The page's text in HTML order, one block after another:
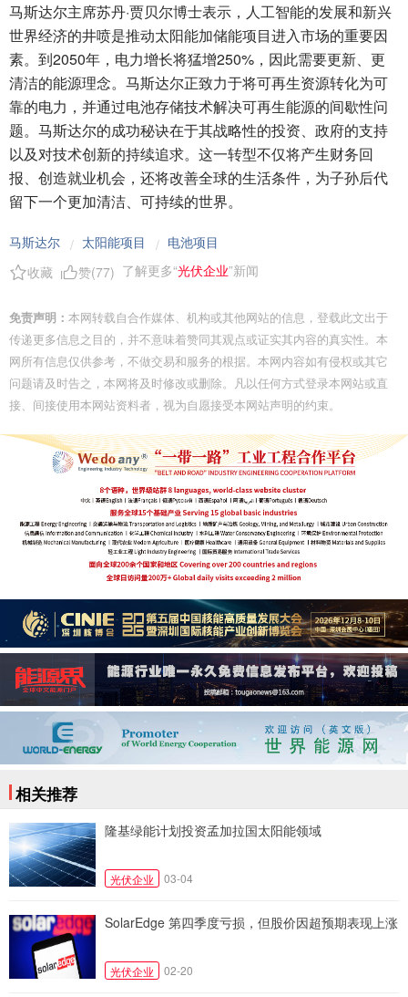
马斯达尔主席苏丹·贾贝尔博士表示，人工智能的发展和新兴
世界经济的井喷是推动太阳能加储能项目进入市场的重要因
素。到2050年，电力增长将猛增250%，因此需要更新、更
清洁的能源理念。马斯达尔正致力于将可再生资源转化为可
靠的电力，并通过电池存储技术解决可再生能源的间歇性问
题。马斯达尔的成功秘诀在于其战略性的投资、政府的支持
以及对技术创新的持续追求。这一转型不仅将产生财务回
报、创造就业机会，还将改善全球的生活条件，为子孙后代
留下一个更加清洁、可持续的世界。
马斯达尔 / 太阳能项目 / 电池项目
收藏
赞(77) 了解更多“光伏企业”新闻
免责声明： 本网转载自合作媒体、机构或其他网站的信息，登载此文出于
传递更多信息之目的，并不意味着赞同其观点或证实其内容的真实性。本
网所有信息仅供参考，不做交易和服务的根据。本网内容如有侵权或其它
问题请及时告之，本网将及时修改或删除。凡以任何方式登录本网站或直
接、间接使用本网站资料者，视为自愿接受本网站声明的约束。
相关推荐
隆基绿能计划投资孟加拉国太阳能领域
光伏企业 03-04
SolarEdge 第四季度亏损，但股价因超预期表现上涨
光伏企业 02-20